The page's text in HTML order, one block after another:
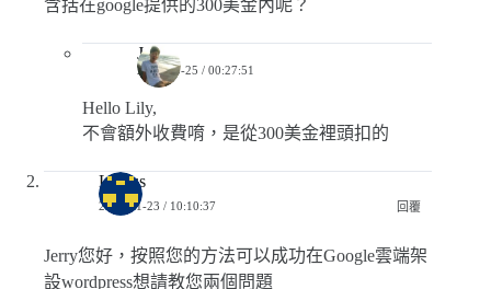
含括在google提供的300美金內呢？
Jerry
2019-03-25 / 00:27:51
Hello Lily,
不會額外收費唷，是從300美金裡頭扣的
Lucius
2019-01-23 / 10:10:37 回覆
Jerry您好，按照您的方法可以成功在Google雲端架
設wordpress想請教您兩個問題